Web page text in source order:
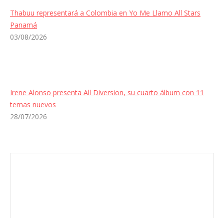
Thabuu representará a Colombia en Yo Me Llamo All Stars
Panamá
03/08/2026
Irene Alonso presenta All Diversion, su cuarto álbum con 11
temas nuevos
28/07/2026